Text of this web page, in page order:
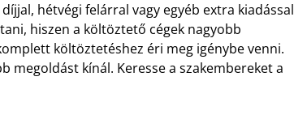
hétvégi felárral vagy egyéb extra kiadással
hiszen a költöztető cégek nagyobb
költöztetéshez éri meg igénybe venni.
megoldást kínál. Keresse a szakembereket a